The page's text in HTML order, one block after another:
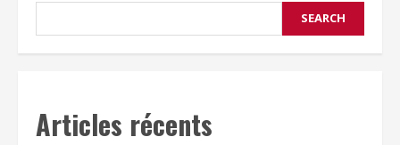
SEARCH
Articles récents